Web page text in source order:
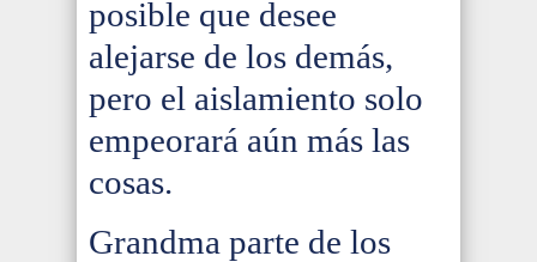
posible que desee
alejarse de los demás,
pero el aislamiento solo
empeorará aún más las
cosas.
Grandma parte de los